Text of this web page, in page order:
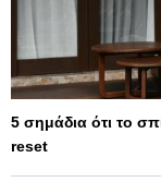
5 σημάδια ότι το
reset